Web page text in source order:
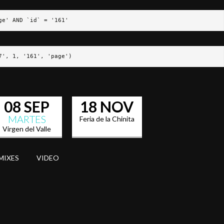
AND `id` = '161'
1, '161', 'page')
08 SEP
MARTES
Virgen del Valle
18 NOV
Feria de la Chinita
VIDEO